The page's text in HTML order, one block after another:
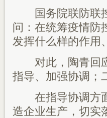
国务院联防联控
问：在统筹疫情防
发挥什么样的作用
对此，陶青回应
指导、加强协调；
在指导协调方面
造企业生产，切实